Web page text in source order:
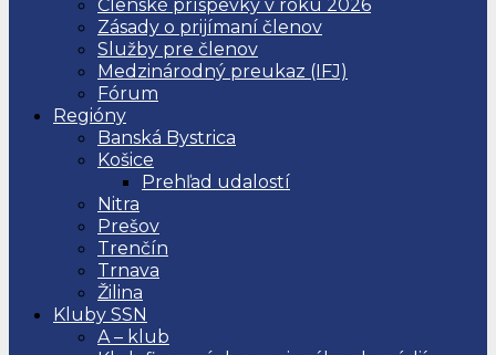
Členské príspevky v roku 2026
Zásady o prijímaní členov
Služby pre členov
Medzinárodný preukaz (IFJ)
Fórum
Regióny
Banská Bystrica
Košice
Prehľad udalostí
Nitra
Prešov
Trenčín
Trnava
Žilina
Kluby SSN
A – klub